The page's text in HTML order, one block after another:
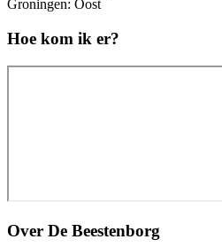
Groningen: Oost
Hoe kom ik er?
Over De Beestenborg